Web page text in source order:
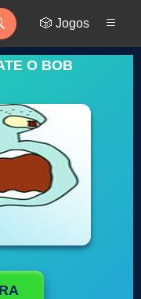
🎲 Jogos
O BOB